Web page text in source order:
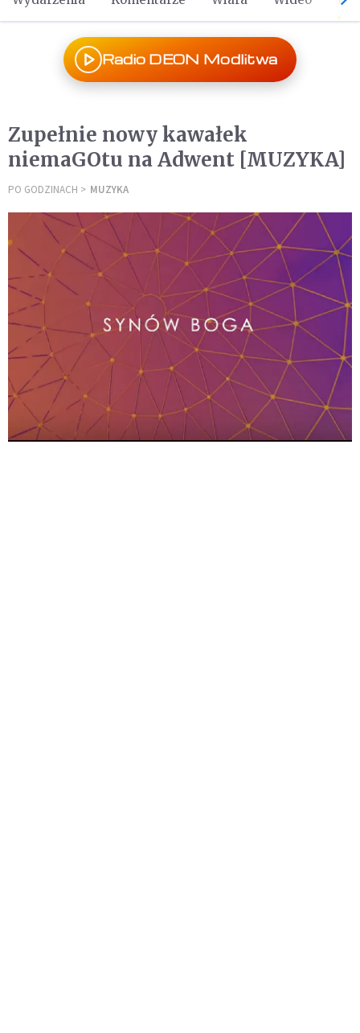
Radio DEON Modlitwa
Zupełnie nowy kawałek
niemaGOtu na Adwent [MUZYKA]
PO GODZINACH MUZYKA